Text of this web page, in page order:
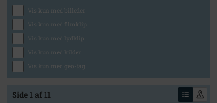
Vis kun med billeder
Vis kun med filmklip
Vis kun med lydklip
Vis kun med kilder
Vis kun med geo-tag
Side 1 af 11